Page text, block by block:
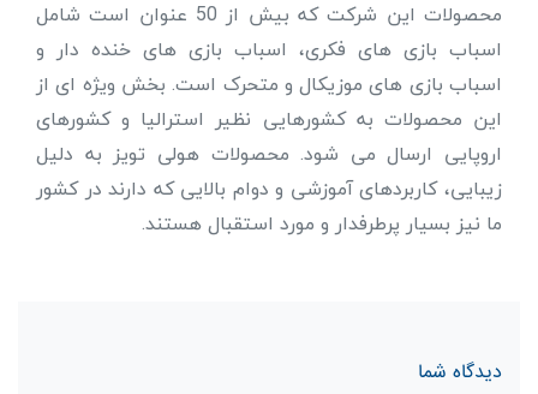
محصولات این شرکت که بیش از 50 عنوان است شامل
اسباب بازی های فکری، اسباب بازی های خنده دار و
اسباب بازی های موزیکال و متحرک است. بخش ویژه ای از
این محصولات به کشورهایی نظیر استرالیا و کشورهای
اروپایی ارسال می شود. محصولات هولی تویز به دلیل
زیبایی، کاربردهای آموزشی و دوام بالایی که دارند در کشور
ما نیز بسیار پرطرفدار و مورد استقبال هستند.
دیدگاه شما